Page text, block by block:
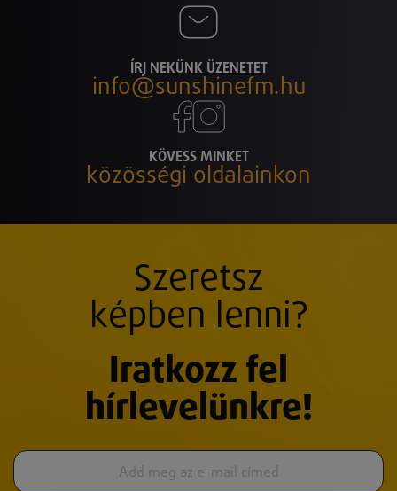
ÍRJ NEKÜNK ÜZENETET
info@sunshinefm.hu
KÖVESS MINKET
közösségi oldalainkon
Szeretsz
képben lenni?
Iratkozz fel
hírlevelünkre!